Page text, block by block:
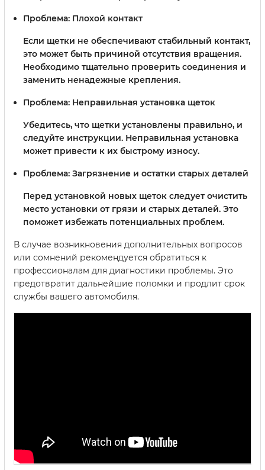
Проблема: Плохой контакт
Если щетки не обеспечивают стабильный контакт,
это может быть причиной отсутствия вращения.
Необходимо тщательно проверить соединения и
заменить ненадежные крепления.
Проблема: Неправильная установка щеток
Убедитесь, что щетки установлены правильно, и
следуйте инструкции. Неправильная установка
может привести к их быстрому износу.
Проблема: Загрязнение и остатки старых деталей
Перед установкой новых щеток следует очистить
место установки от грязи и старых деталей. Это
поможет избежать потенциальных проблем.
В случае возникновения дополнительных вопросов
или сомнений рекомендуется обратиться к
профессионалам для диагностики проблемы. Это
предотвратит дальнейшие поломки и продлит срок
службы вашего автомобиля.